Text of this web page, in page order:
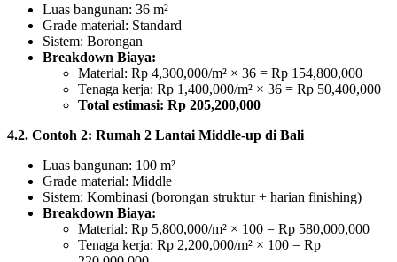
Luas bangunan: 36 m²
Grade material: Standard
Sistem: Borongan
Breakdown Biaya:
Material: Rp 4,300,000/m² × 36 = Rp 154,800,000
Tenaga kerja: Rp 1,400,000/m² × 36 = Rp 50,400,000
Total estimasi: Rp 205,200,000
4.2. Contoh 2: Rumah 2 Lantai Middle-up di Bali
Luas bangunan: 100 m²
Grade material: Middle
Sistem: Kombinasi (borongan struktur + harian finishing)
Breakdown Biaya:
Material: Rp 5,800,000/m² × 100 = Rp 580,000,000
Tenaga kerja: Rp 2,200,000/m² × 100 = Rp